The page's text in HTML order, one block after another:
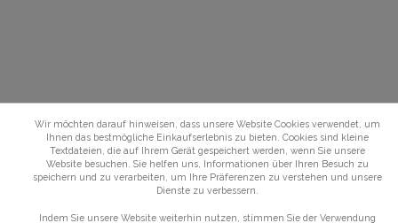
Wir möchten darauf hinweisen, dass unsere Website Cookies verwendet, um
Ihnen das bestmögliche Einkaufserlebnis zu bieten. Cookies sind kleine
Textdateien, die auf Ihrem Gerät gespeichert werden, wenn Sie unsere
Website besuchen. Sie helfen uns, Informationen über Ihren Besuch zu
speichern und zu verarbeiten, um Ihre Präferenzen zu verstehen und unsere
Dienste zu verbessern.
Indem Sie unsere Website weiterhin nutzen, stimmen Sie der Verwendung